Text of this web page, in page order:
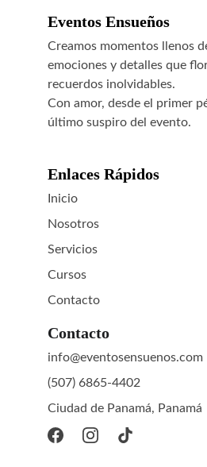
Contacto
info@eventosensuenos.com
Enlaces Rápidos
Inicio
Nosotros
Servicios
Cursos
Contacto
(507) 6865-4402
Eventos Ensueños
Creamos momentos llenos
emociones y detalles que
recuerdos inolvidables.
Con amor, desde el primer
último suspiro del evento.
Ciudad de Panamá, Panamá